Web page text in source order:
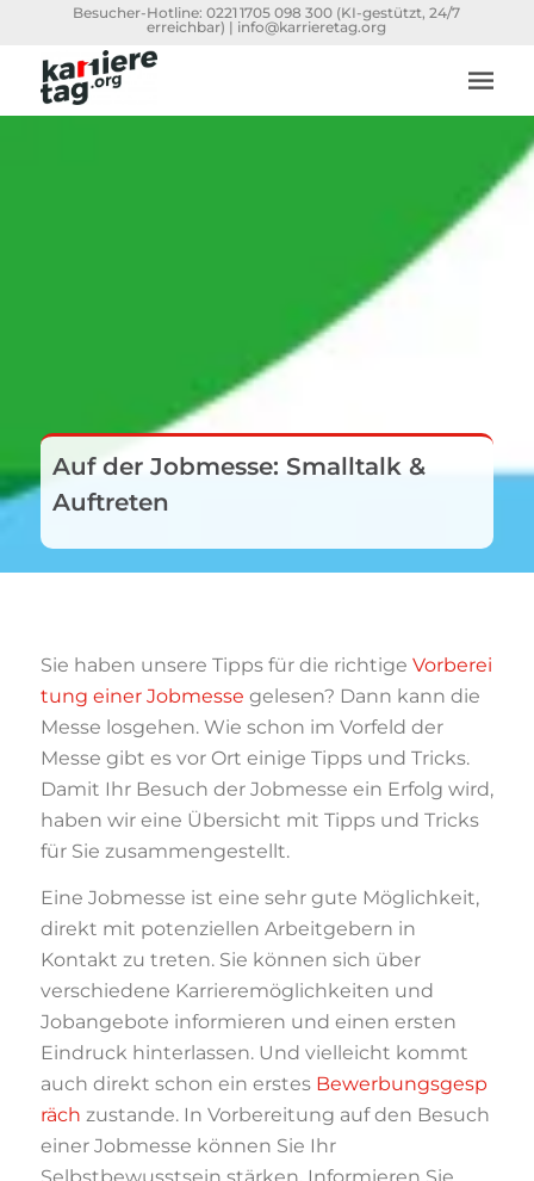
Besucher-Hotline:0221 1705 098 300 (KI-gestützt, 24/7
erreichbar) | info@karrieretag.org
Auf der Jobmesse: Smalltalk &
Auftreten
Sie haben unsere Tipps für die richtige Vorberei
tung einer Jobmesse gelesen? Dann kann die
Messe losgehen. Wie schon im Vorfeld der
Messe gibt es vor Ort einige Tipps und Tricks.
Damit Ihr Besuch der Jobmesse ein Erfolg wird,
haben wir eine Übersicht mit Tipps und Tricks
für Sie zusammengestellt.
Eine Jobmesse ist eine sehr gute Möglichkeit,
direkt mit potenziellen Arbeitgebern in
Kontakt zu treten. Sie können sich über
verschiedene Karrieremöglichkeiten und
Jobangebote informieren und einen ersten
Eindruck hinterlassen. Und vielleicht kommt
auch direkt schon ein erstes Bewerbungsgesp
räch zustande. In Vorbereitung auf den Besuch
einer Jobmesse können Sie Ihr